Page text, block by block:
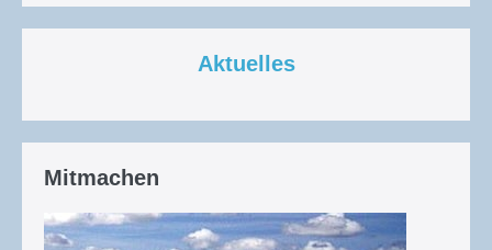
Aktuelles
Mitmachen